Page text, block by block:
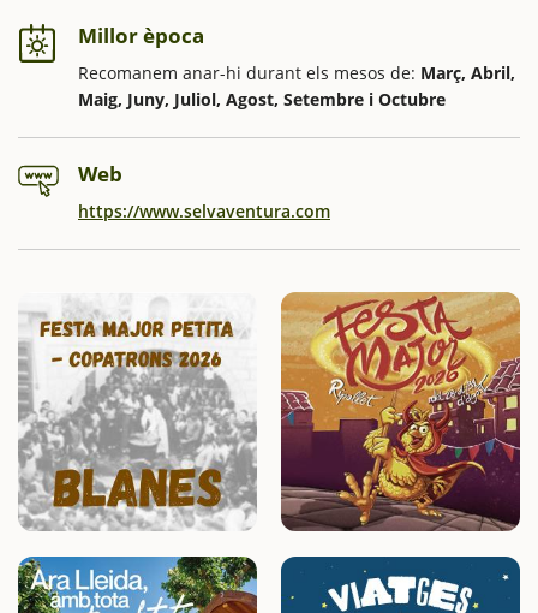
Millor època
Recomanem anar-hi durant els mesos de: Març, Abril,
Maig, Juny, Juliol, Agost, Setembre i Octubre
Web
https://www.selvaventura.com